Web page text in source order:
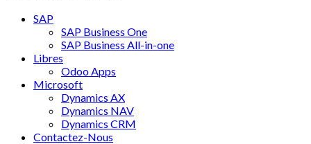
SAP
SAP Business One
SAP Business All-in-one
Libres
Odoo Apps
Microsoft
Dynamics AX
Dynamics NAV
Dynamics CRM
Contactez-Nous